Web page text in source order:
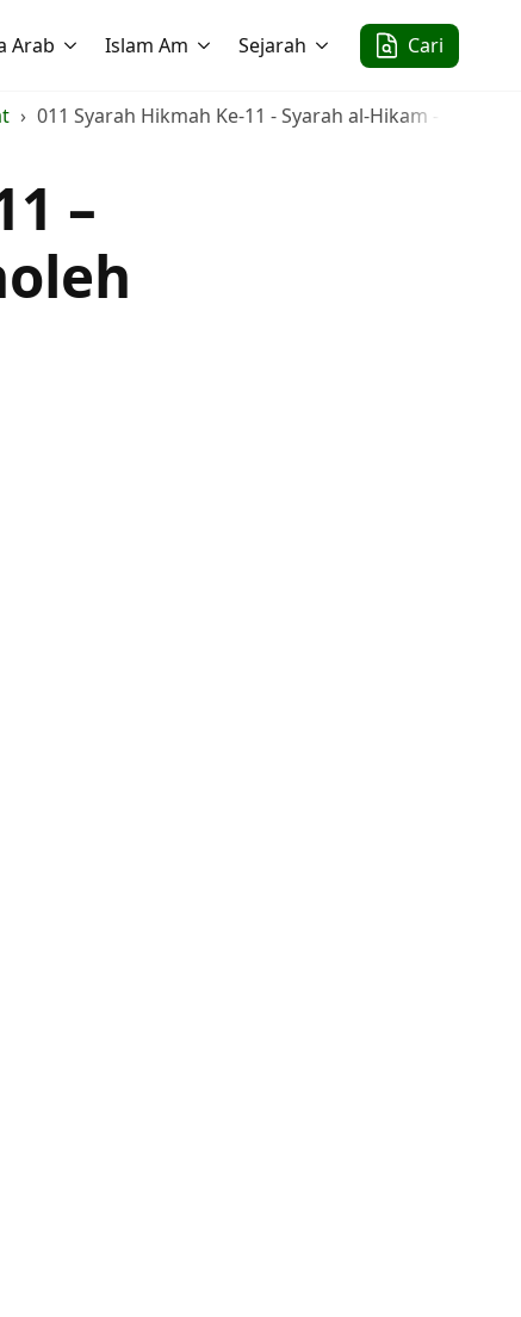
Arab Islam Am Sejarah Cari
011 Syarah Hikmah Ke-11 - Syarah al-Hikam - KH.
–